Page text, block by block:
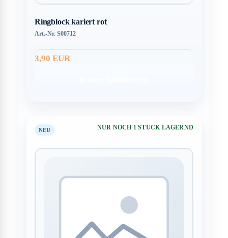
Ringblock kariert rot
Art.-Nr. S00712
3,90 EUR
NEU NUR NOCH 1 STÜCK LAGERND